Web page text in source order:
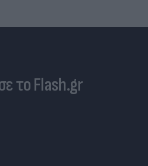
το Flash.gr